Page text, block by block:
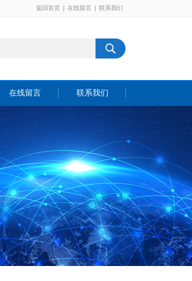
返回首页 在线留言 联系我们
在线留言 联系我们